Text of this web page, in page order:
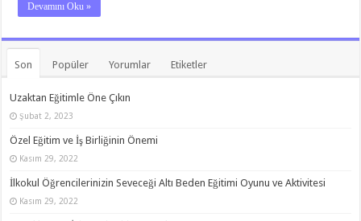
Devamını Oku »
Son Popüler Yorumlar Etiketler
Uzaktan Eğitimle Öne Çıkın
Şubat 2, 2023
Özel Eğitim ve İş Birliğinin Önemi
Kasım 29, 2022
İlkokul Öğrencilerinizin Seveceği Altı Beden Eğitimi Oyunu ve Aktivitesi
Kasım 29, 2022